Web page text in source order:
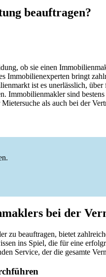
beauftragen?
ob sie einen
Immobilienexperten bringt
ist es unerlässlich,
Immobilienmakler sind
als auch bei der
bei der
zu beauftragen, bietet
ins Spiel, die für eine
Service, der die gesamte